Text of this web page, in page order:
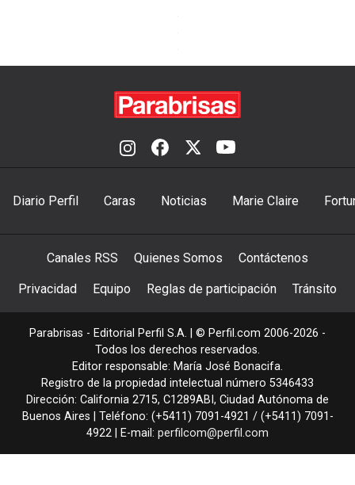
Diario Perfil Caras Noticias Marie Claire
Canales RSS Quienes Somos Contáctenos
Privacidad Equipo Reglas de participación Tránsito
Parabrisas - Editorial Perfil S.A. | © Perfil.com 2006-2026 -
Todos los derechos reservados.
Editor responsable: María José Bonacifa.
Registro de la propiedad intelectual número 5346433
Dirección: California 2715, C1289ABI , Ciudad Autónoma de
Buenos Aires | Teléfono: (+5411) 7091-4921 / (+5411) 7091-
4922 | E-mail: perfilcom@perfil.com